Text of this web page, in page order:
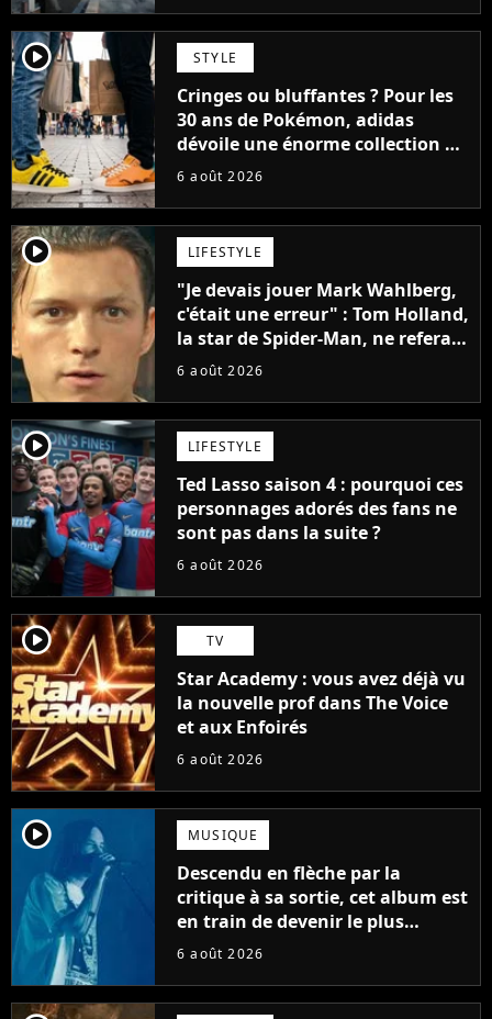
player2 STYLE
Cringes ou bluffantes ? Pour les
30 ans de Pokémon, adidas
dévoile une énorme collection de
sneakers et je ne sais pas quoi en
6 août 2026
player2 LIFESTYLE
"Je devais jouer Mark Wahlberg,
c'était une erreur" : Tom Holland,
la star de Spider-Man, ne referait
pas ce blockbuster
6 août 2026
player2 LIFESTYLE
Ted Lasso saison 4 : pourquoi ces
personnages adorés des fans ne
sont pas dans la suite ?
6 août 2026
player2 TV
Star Academy : vous avez déjà vu
la nouvelle prof dans The Voice
et aux Enfoirés
6 août 2026
player2 MUSIQUE
Descendu en flèche par la
critique à sa sortie, cet album est
en train de devenir le plus
populaire de son auteur
6 août 2026